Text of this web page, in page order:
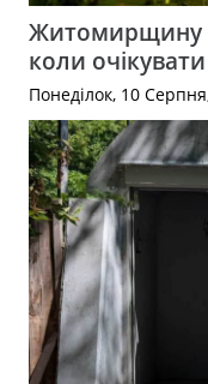
Житомирщину
коли
Понеділок, 10